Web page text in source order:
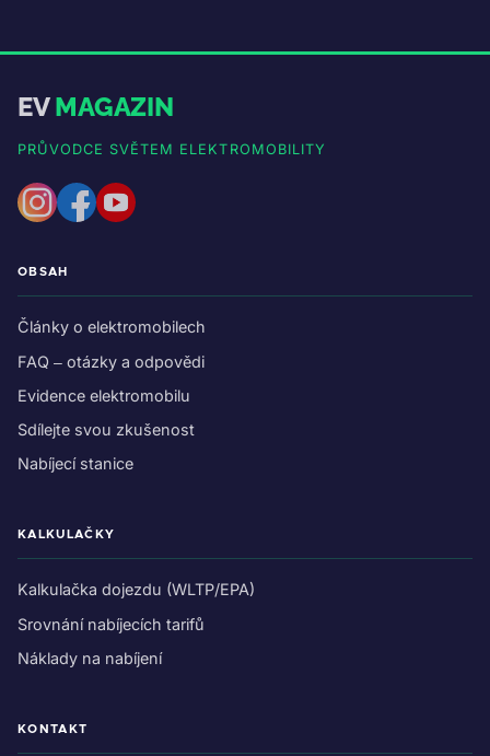
EVMAGAZIN
PRŮVODCE SVĚTEM ELEKTROMOBILITY
OBSAH
Články o elektromobilech
FAQ – otázky a odpovědi
Evidence elektromobilu
Sdílejte svou zkušenost
Nabíjecí stanice
KALKULAČKY
Kalkulačka dojezdu (WLTP/EPA)
Srovnání nabíjecích tarifů
Náklady na nabíjení
KONTAKT